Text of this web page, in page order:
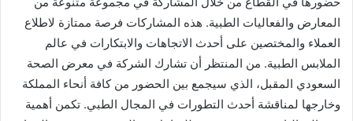
المعارض والفعاليات الطبية. هذه المشاركات فرصة ممتازة لاطلاع
العملاء والمختصين على أحدث الاتجاهات والابتكارات في عالم
الملابس الطبية. من المنتظر أن تشارك الشركة في معرض الصحة
السعودي المقبل، الذي سيجمع بين الحضور من كافة أنحاء المملكة
وخارجها لمناقشة أحدث التطورات في المجال الطبي. تكمن أهمية